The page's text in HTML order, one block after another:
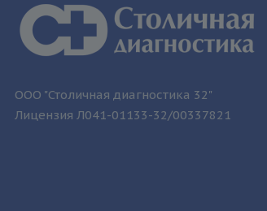
ООО "Столичная диагностика 32"
Лицензия Л041-01133-32/00337821